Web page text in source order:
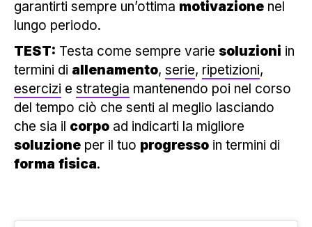
garantirti sempre un’ottima motivazione nel
lungo periodo.
TEST: Testa come sempre varie soluzioni in
termini di allenamento, serie, ripetizioni,
esercizi e strategia mantenendo poi nel corso
del tempo ciò che senti al meglio lasciando
che sia il corpo ad indicarti la migliore
soluzione per il tuo progresso in termini di
forma fisica.